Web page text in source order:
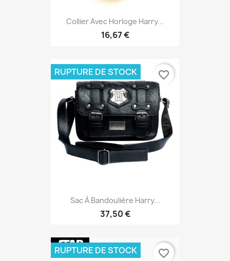
Collier Avec Horloge Harry...
16,67 €
Sac À Bandoulière Harry...
37,50 €
RUPTURE DE STOCK favorite_border
RUPTURE DE STOCK favorite_border